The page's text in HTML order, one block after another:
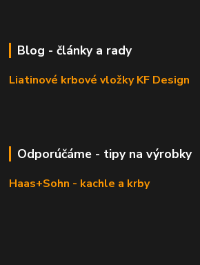
Blog - články a rady
Liatinové krbové vložky KF Design
Odporúčáme - tipy na výrobky
Haas+Sohn - kachle a krby